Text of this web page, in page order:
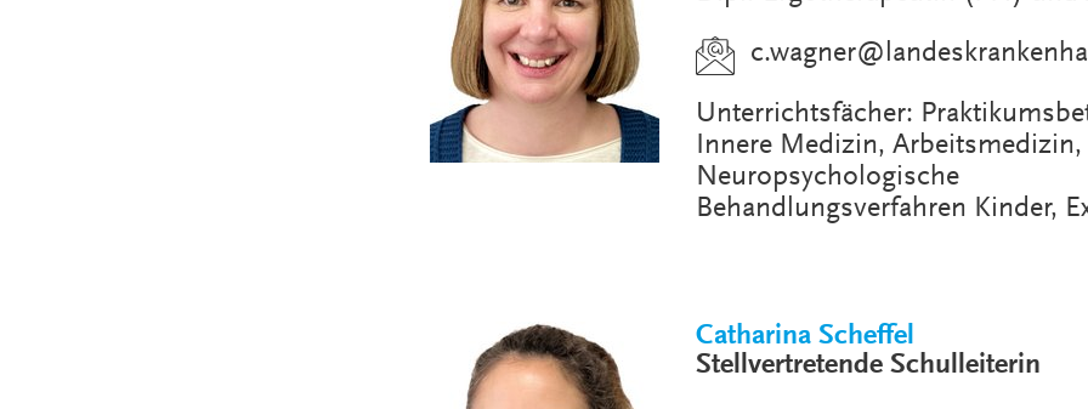
c.wagner@
Unterrichtsfächer:
Innere Medizin, Arbeitsmedizin,
Neuropsychologische
Behandlungsverfahren Kinder,
Catharina Scheffel
Stellvertretende Schulleiterin